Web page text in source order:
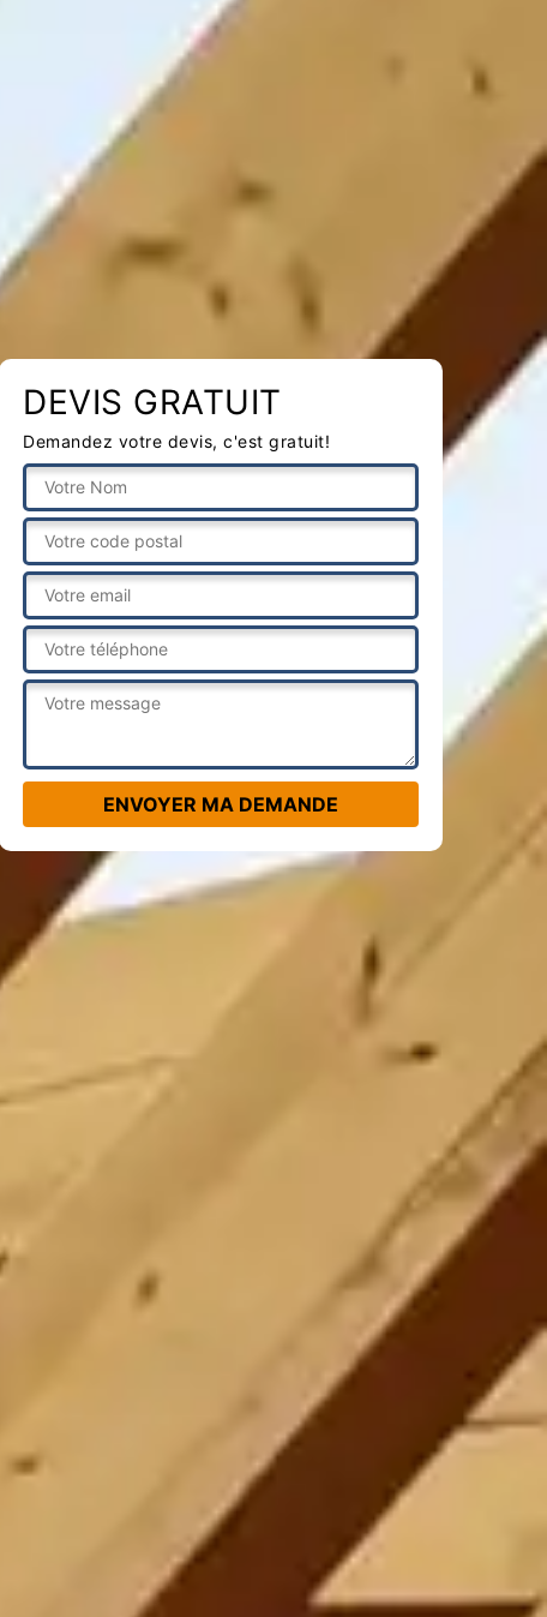
DEVIS GRATUIT
Demandez votre devis, c'est gratuit!